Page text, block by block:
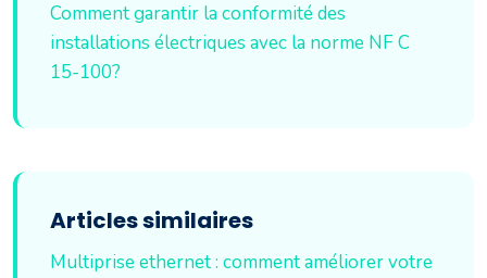
Comment garantir la conformité des
installations électriques avec la norme NF C
15-100?
Articles similaires
Multiprise ethernet : comment améliorer votre